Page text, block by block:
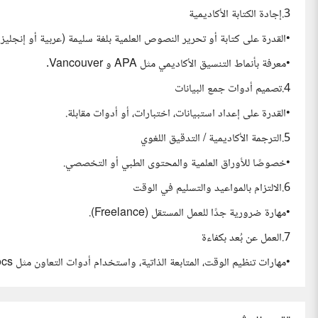
3.إجادة الكتابة الأكاديمية
•القدرة على كتابة أو تحرير النصوص العلمية بلغة سليمة (عربية أو
•معرفة بأنماط التنسيق الأكاديمي مثل APA و Vancouver.
4.تصميم أدوات جمع البيانات
•القدرة على إعداد استبيانات، اختبارات، أو أدوات مقابلة.
5.الترجمة الأكاديمية / التدقيق اللغوي
•خصوصًا للأوراق العلمية والمحتوى الطبي أو التخصصي.
6.الالتزام بالمواعيد والتسليم في الوقت
•مهارة ضرورية جدًا للعمل المستقل (Freelance).
7.العمل عن بُعد بكفاءة
•مهارات تنظيم الوقت، المتابعة الذاتية، واستخدام أدوات التعاون مثل Google Docs وZoom